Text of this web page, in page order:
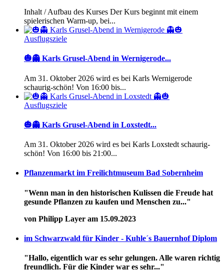
Inhalt / Aufbau des Kurses Der Kurs beginnt mit einem
spielerischen Warm-up, bei...
Ausflugsziele
🎃👻 Karls Grusel-Abend in Wernigerode...
Am 31. Oktober 2026 wird es bei Karls Wernigerode
schaurig-schön! Von 16:00 bis...
Ausflugsziele
🎃👻 Karls Grusel-Abend in Loxstedt...
Am 31. Oktober 2026 wird es bei Karls Loxstedt schaurig-
schön! Von 16:00 bis 21:00...
Pflanzenmarkt im Freilichtmuseum Bad Sobernheim
"Wenn man in den historischen Kulissen die Freude hat
gesunde Pflanzen zu kaufen und Menschen zu..."
von Philipp Layer am 15.09.2023
im Schwarzwald für Kinder - Kuhle´s Bauernhof Diplom
"Hallo, eigentlich war es sehr gelungen. Alle waren richtig
freundlich. Für die Kinder war es sehr..."